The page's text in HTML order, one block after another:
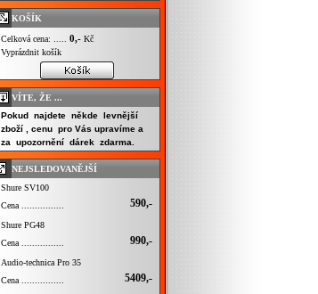
KOŠÍK
Celková cena: ..... 0,- Kč
Vyprázdnit košík
VÍTE, ŽE ...
Pokud najdete někde levnější
zboží , cenu pro Vás upravíme a
za upozornění dárek zdarma.
NEJSLEDOVANĚJŠÍ
Shure SV100
Cena ................
590,-
Shure PG48
Cena ................
990,-
Audio-technica Pro 35
Cena ................
5409,-